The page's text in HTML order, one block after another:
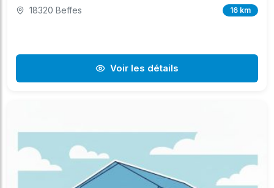
18320 Beffes 16 km
Voir les détails